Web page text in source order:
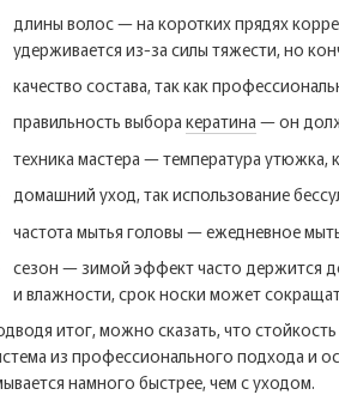
длины волос — на коротких прядях
удерживается из-за силы тяжести, но
качество состава, так как
правильность выбора кератина — он
техника мастера — температура утюжка,
домашний уход, так использование
частота мытья головы — ежедневное
сезон — зимой эффект часто держится
и влажности, срок носки может
итог, можно сказать, что
из профессионального подхода и
намного быстрее, чем с уходом.